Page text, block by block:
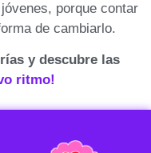
porque contar
de cambiarlo.
y descubre las
ritmo!